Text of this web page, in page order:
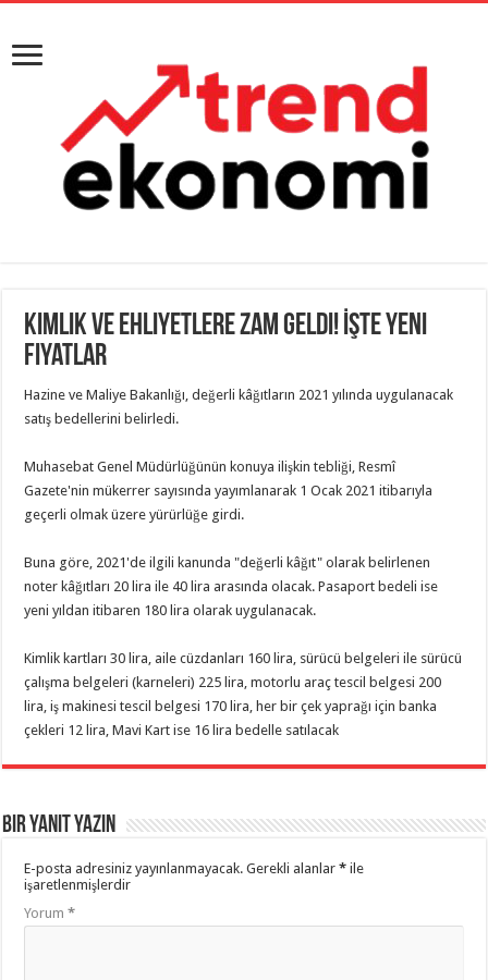
Kimlik ve Ehliyetlere Zam Geldi! İşte Yeni
Fiyatlar
Hazine ve Maliye Bakanlığı, değerli kâğıtların 2021 yılında uygulanacak
satış bedellerini belirledi.
Muhasebat Genel Müdürlüğünün konuya ilişkin tebliği, Resmî
Gazete'nin mükerrer sayısında yayımlanarak 1 Ocak 2021 itibarıyla
geçerli olmak üzere yürürlüğe girdi.
Buna göre, 2021'de ilgili kanunda "değerli kâğıt" olarak belirlenen
noter kâğıtları 20 lira ile 40 lira arasında olacak. Pasaport bedeli ise
yeni yıldan itibaren 180 lira olarak uygulanacak.
Kimlik kartları 30 lira, aile cüzdanları 160 lira, sürücü belgeleri ile sürücü
çalışma belgeleri (karneleri) 225 lira, motorlu araç tescil belgesi 200
lira, iş makinesi tescil belgesi 170 lira, her bir çek yaprağı için banka
çekleri 12 lira, Mavi Kart ise 16 lira bedelle satılacak
Bir yanıt yazın
E-posta adresiniz yayınlanmayacak. Gerekli alanlar* ile
işaretlenmişlerdir
Yorum*